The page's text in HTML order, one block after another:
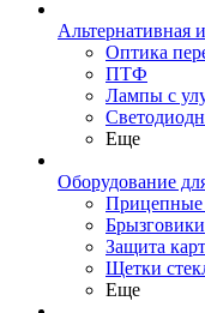
Альтернативная
Оптика
ПТФ
Лампы с
Еще
Оборудование
Прицепные
Брызговики
Защита
Щетки
Еще